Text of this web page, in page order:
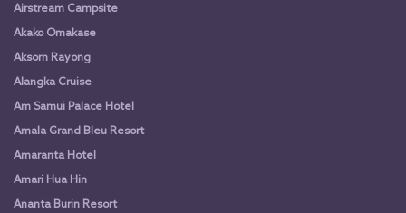
Airstream Campsite
Akako Omakase
Aksorn Rayong
Alangka Cruise
Am Samui Palace Hotel
Amala Grand Bleu Resort
Amaranta Hotel
Amari Hua Hin
Ananta Burin Resort